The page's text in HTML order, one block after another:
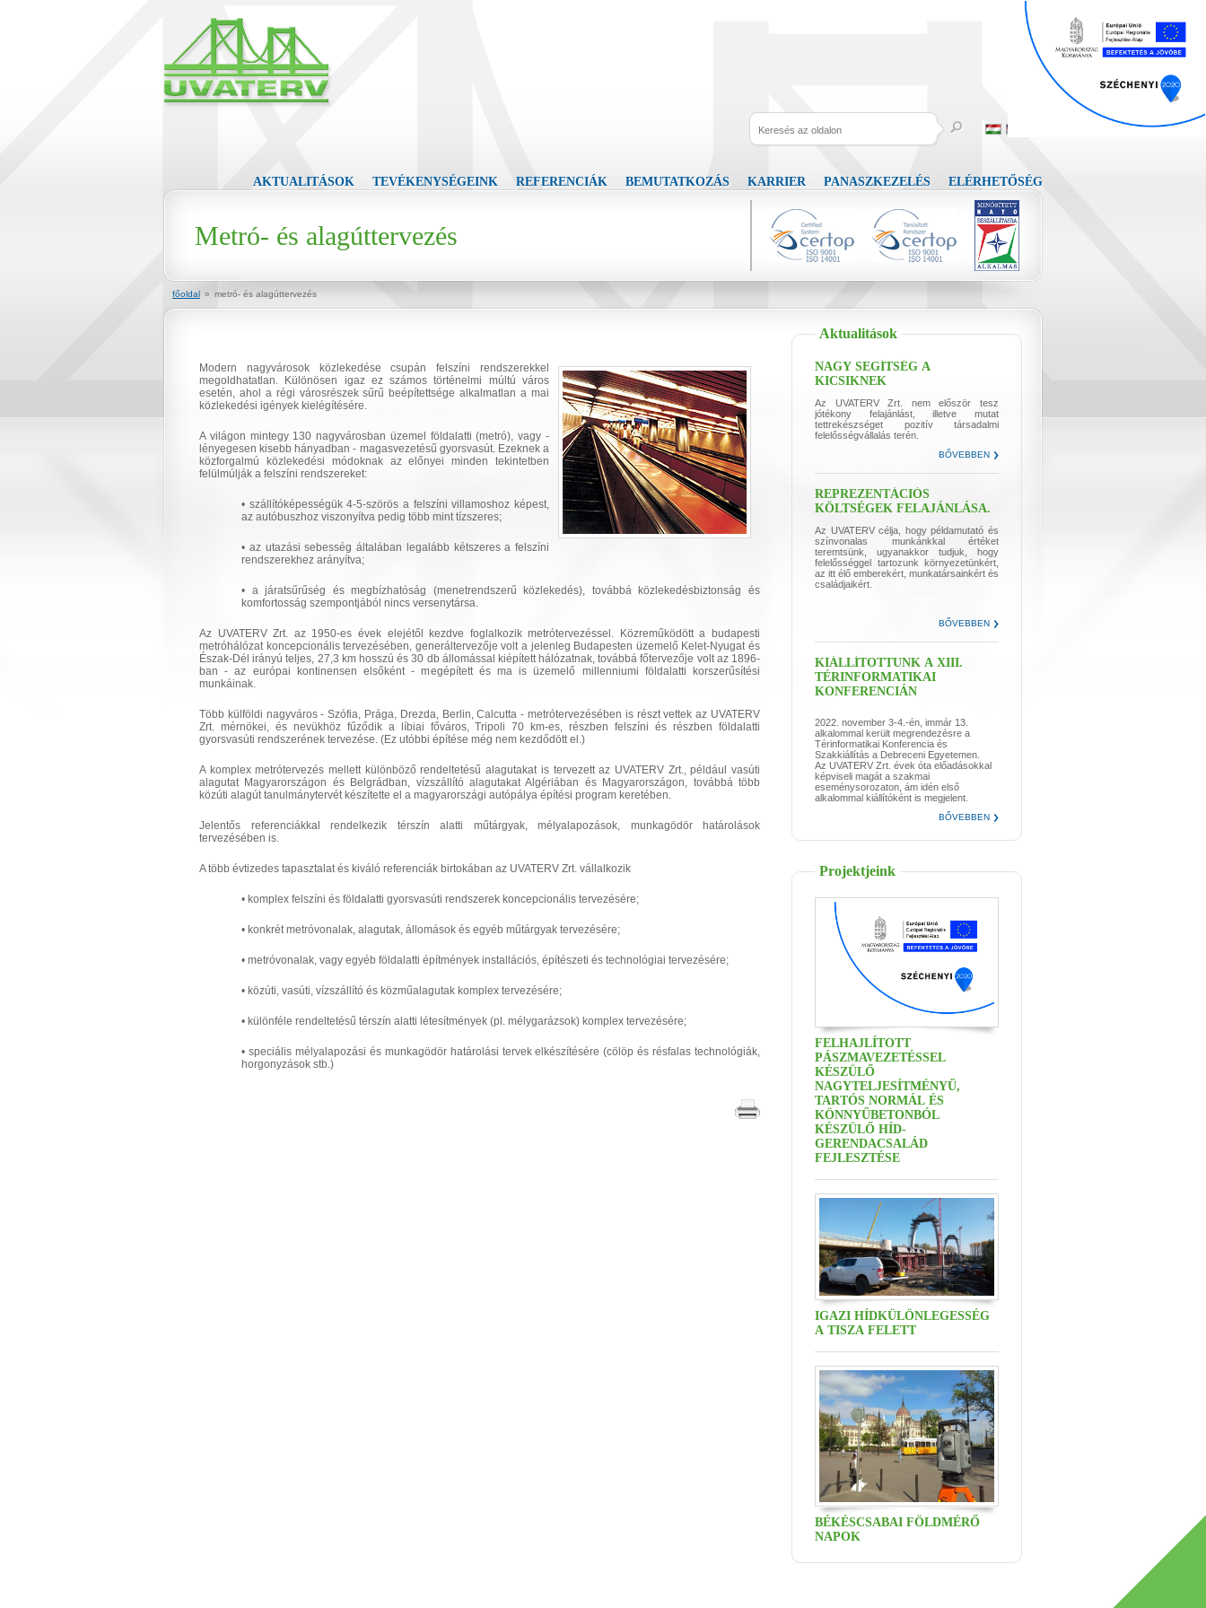
AKTUALITÁSOK TEVÉKENYSÉGEINK REFERENCIÁK BEMUTATKOZÁS KARRIER PANASZKEZELÉS ELÉRHETŐSÉG
Metró- és alagúttervezés
főoldal » metró- és alagúttervezés
Modern nagyvárosok közlekedése csupán felszíni rendszerekkel
megoldhatatlan. Különösen igaz ez számos történelmi múltú város
esetén, ahol a régi városrészek sűrű beépítettsége alkalmatlan a mai
közlekedési igények kielégítésére.
A világon mintegy 130 nagyvárosban üzemel földalatti (metró), vagy -
lényegesen kisebb hányadban - magasvezetésű gyorsvasút. Ezeknek a
közforgalmú közlekedési módoknak az előnyei minden tekintetben
felülmúlják a felszíni rendszereket:
• szállítóképességük 4-5-szörös a felszíni villamoshoz képest,
az autóbuszhoz viszonyítva pedig több mint tízszeres;
• az utazási sebesség általában legalább kétszeres a felszíni
rendszerekhez arányítva;
• a járatsűrűség és megbízhatóság (menetrendszerű közlekedés), továbbá közlekedésbiztonság és
komfortosság szempontjából nincs versenytársa.
Az UVATERV Zrt. az 1950-es évek elejétől kezdve foglalkozik metrótervezéssel. Közreműködött a budapesti
metróhálózat koncepcionális tervezésében, generáltervezője volt a jelenleg Budapesten üzemelő Kelet-Nyugat és
Észak-Dél irányú teljes, 27,3 km hosszú és 30 db állomással kiépített hálózatnak, továbbá főtervezője volt az 1896-
ban - az európai kontinensen elsőként - megépített és ma is üzemelő millenniumi földalatti korszerűsítési
munkáinak.
Több külföldi nagyváros - Szófia, Prága, Drezda, Berlin, Calcutta - metrótervezésében is részt vettek az UVATERV
Zrt. mérnökei, és nevükhöz fűződik a líbiai főváros, Tripoli 70 km-es, részben felszíni és részben földalatti
gyorsvasúti rendszerének tervezése. (Ez utóbbi építése még nem kezdődött el.)
A komplex metrótervezés mellett különböző rendeltetésű alagutakat is tervezett az UVATERV Zrt., például vasúti
alagutat Magyarországon és Belgrádban, vízszállító alagutakat Algériában és Magyarországon, továbbá több
közúti alagút tanulmánytervét készítette el a magyarországi autópálya építési program keretében.
Jelentős referenciákkal rendelkezik térszín alatti műtárgyak, mélyalapozások, munkagödör határolások
tervezésében is.
A több évtizedes tapasztalat és kiváló referenciák birtokában az UVATERV Zrt. vállalkozik
• komplex felszíni és földalatti gyorsvasúti rendszerek koncepcionális tervezésére;
• konkrét metróvonalak, alagutak, állomások és egyéb műtárgyak tervezésére;
• metróvonalak, vagy egyéb földalatti építmények installációs, építészeti és technológiai tervezésére;
• közúti, vasúti, vízszállító és közműalagutak komplex tervezésére;
• különféle rendeltetésű térszín alatti létesítmények (pl. mélygarázsok) komplex tervezésére;
• speciális mélyalapozási és munkagödör határolási tervek elkészítésére (cölöp és résfalas technológiák,
horgonyzások stb.)
Aktualitások
NAGY SEGÍTSÉG A
KICSIKNEK
Az UVATERV Zrt. nem először tesz
jótékony felajánlást, illetve mutat
tettrekészséget pozitív társadalmi
felelősségvállalás terén.
BŐVEBBEN
REPREZENTÁCIÓS
KÖLTSÉGEK FELAJÁNLÁSA.
Az UVATERV célja, hogy példamutató és
színvonalas munkánkkal értéket
teremtsünk, ugyanakkor tudjuk, hogy
felelősséggel tartozunk környezetünkért,
az itt élő emberekért, munkatársainkért és
családjaikért.
BŐVEBBEN
KIÁLLÍTOTTUNK A XIII.
TÉRINFORMATIKAI
KONFERENCIÁN
2022. november 3-4.-én, immár 13.
alkalommal került megrendezésre a
Térinformatikai Konferencia és
Szakkiállítás a Debreceni Egyetemen.
Az UVATERV Zrt. évek óta előadásokkal
képviseli magát a szakmai
eseménysorozaton, ám idén első
alkalommal kiállítóként is megjelent.
BŐVEBBEN
Projektjeink
FELHAJLÍTOTT
PÁSZMAVEZETÉSSEL
KÉSZÜLŐ
NAGYTELJESÍTMÉNYŰ,
TARTÓS NORMÁL ÉS
KÖNNYŰBETONBÓL
KÉSZÜLŐ HÍD-
GERENDACSALÁD
FEJLESZTÉSE
IGAZI HÍDKÜLÖNLEGESSÉG
A TISZA FELETT
BÉKÉSCSABAI FÖLDMÉRŐ
NAPOK